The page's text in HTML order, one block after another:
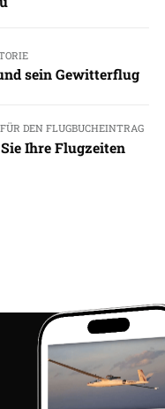
sein Gewitterflug
DEN FLUGBUCHEINTRAG
Ihre Flugzeiten